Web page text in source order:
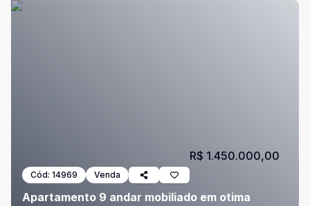
Cód: 14969 Venda
Apartamento 9 andar mobiliado em otima
R$ 1.450.000,00